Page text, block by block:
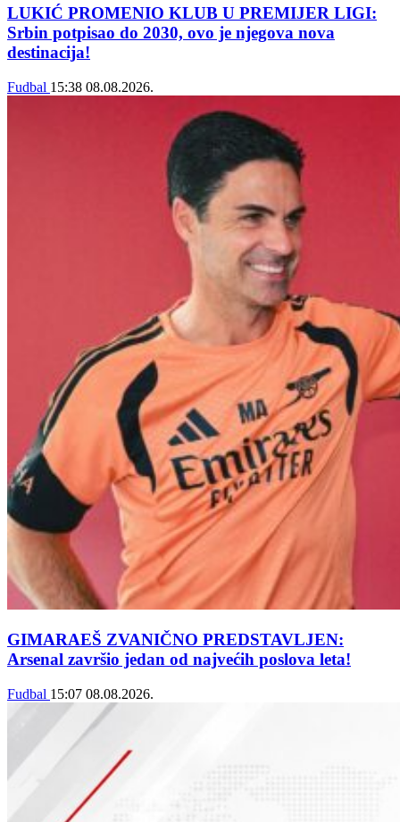
LUKIĆ PROMENIO KLUB U PREMIJER LIGI:
Srbin potpisao do 2030, ovo je njegova nova
destinacija!
Fudbal 15:38 08.08.2026.
GIMARAEŠ ZVANIČNO PREDSTAVLJEN:
Arsenal završio jedan od najvećih poslova leta!
Fudbal 15:07 08.08.2026.